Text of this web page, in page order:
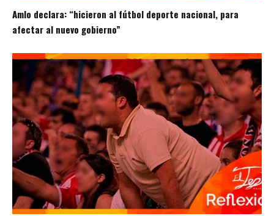
Amlo declara: “hicieron al fútbol deporte nacional, para
afectar al nuevo gobierno”